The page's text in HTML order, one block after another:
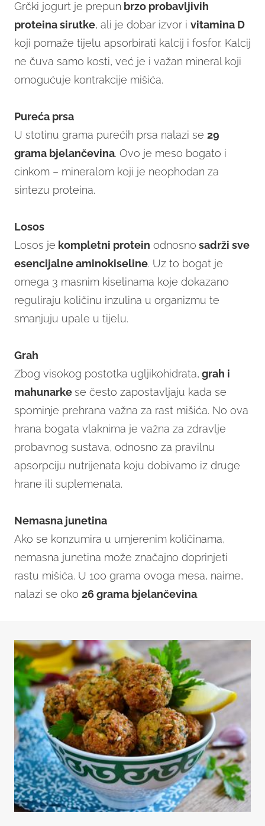
Grčki jogurt je prepun brzo probavljivih
proteina sirutke, ali je dobar izvor i vitamina D
koji pomaže tijelu apsorbirati kalcij i fosfor. Kalcij
ne čuva samo kosti, već je i važan mineral koji
omogućuje kontrakcije mišića.
Pureća prsa
U stotinu grama purećih prsa nalazi se 29
grama bjelančevina. Ovo je meso bogato i
cinkom – mineralom koji je neophodan za
sintezu proteina.
Losos
Losos je kompletni protein odnosno sadrži sve
esencijalne aminokiseline. Uz to bogat je
omega 3 masnim kiselinama koje dokazano
reguliraju količinu inzulina u organizmu te
smanjuju upale u tijelu.
Grah
Zbog visokog postotka ugljikohidrata, grah i
mahunarkese često zapostavljaju kada se
spominje prehrana važna za rast mišića. No ova
hrana bogata vlaknima je važna za zdravlje
probavnog sustava, odnosno za pravilnu
apsorpciju nutrijenata koju dobivamo iz druge
hrane ili suplemenata.
Nemasna junetina
Ako se konzumira u umjerenim količinama,
nemasna junetina može značajno doprinjeti
rastu mišića. U 100 grama ovoga mesa, naime,
nalazi se oko 26 grama bjelančevina.